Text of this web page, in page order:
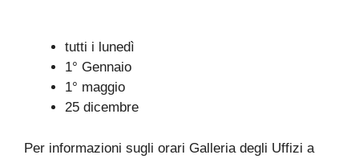
tutti i lunedì
1° Gennaio
1° maggio
25 dicembre
Per informazioni sugli orari Galleria degli Uffizi a